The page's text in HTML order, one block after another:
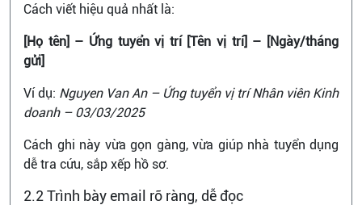
Cách viết hiệu quả nhất là:
[Họ tên] – Ứng tuyển vị trí [Tên vị trí] – [Ngày/tháng
gửi]
Ví dụ: Nguyen Van An – Ứng tuyển vị trí Nhân viên Kinh
doanh – 03/03/2025
Cách ghi này vừa gọn gàng, vừa giúp nhà tuyển dụng
dễ tra cứu, sắp xếp hồ sơ.
2.2 Trình bày email rõ ràng, dễ đọc